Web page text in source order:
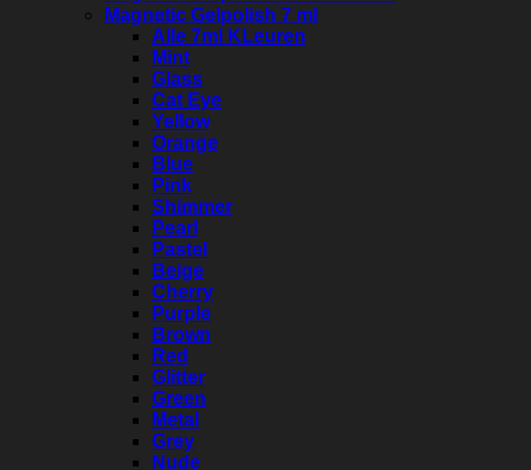
Magnetic Gelpolish 7 ml
Alle 7ml KLeuren
Mint
Glass
Cat Eye
Yellow
Orange
Blue
Pink
Shimmer
Pearl
Pastel
Beige
Cherry
Purple
Brown
Red
Glitter
Green
Metal
Grey
Nude